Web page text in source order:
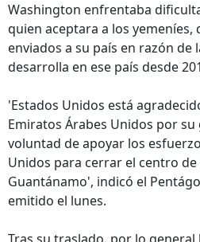
Washington enfrentaba
quien aceptara a los yemeníes,
enviados a su país en razón de
desarrolla en ese país desde
'Estados Unidos está
Emiratos Árabes Unidos por
voluntad de apoyar los
Unidos para cerrar el centro
Guantánamo', indicó el
emitido el lunes.